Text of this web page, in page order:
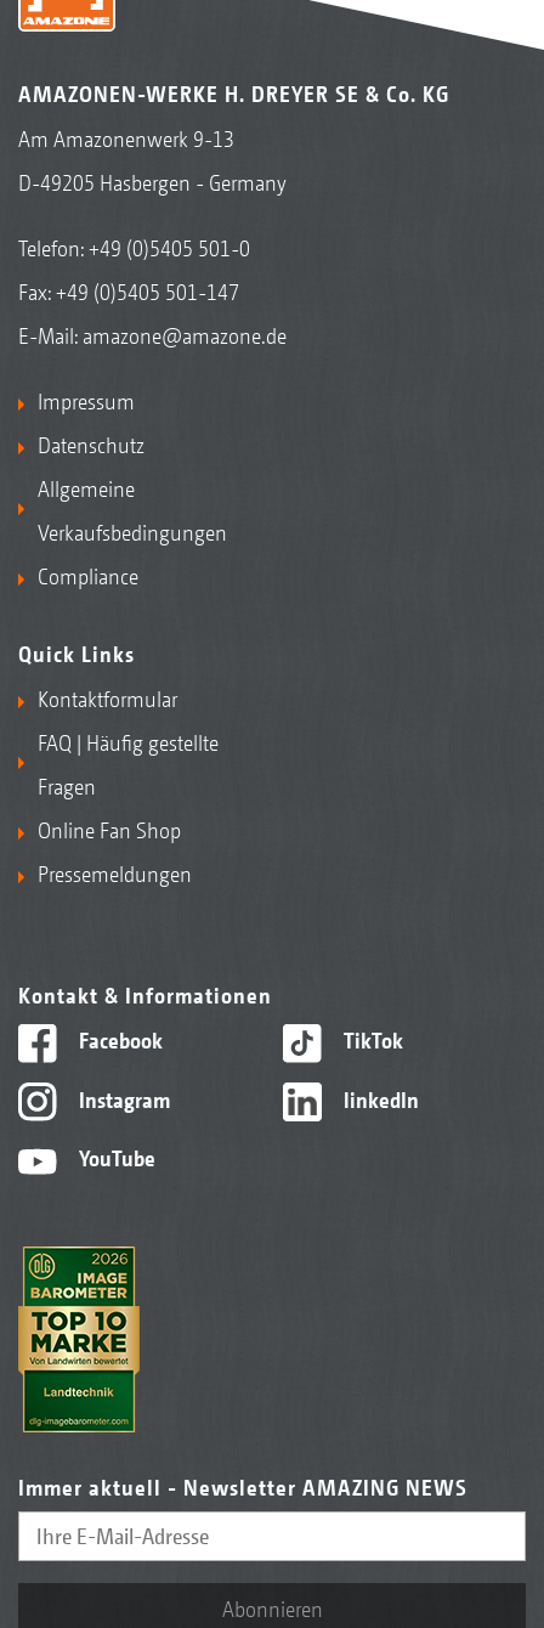
AMAZONEN-WERKE H. DREYER SE & Co. KG
Am Amazonenwerk 9-13
D-49205 Hasbergen - Germany
Telefon:+49 (0)5405 501-0
Fax: +49 (0)5405 501-147
E-Mail: amazone@amazone.de
Impressum
Datenschutz
Allgemeine
Verkaufsbedingungen
Compliance
Quick Links
Kontaktformular
FAQ | Häufig gestellte
Fragen
Online Fan Shop
Pressemeldungen
Kontakt & Informationen
Facebook
Instagram
YouTube
TikTok
linkedIn
Immer aktuell - Newsletter AMAZING NEWS
Abonnieren